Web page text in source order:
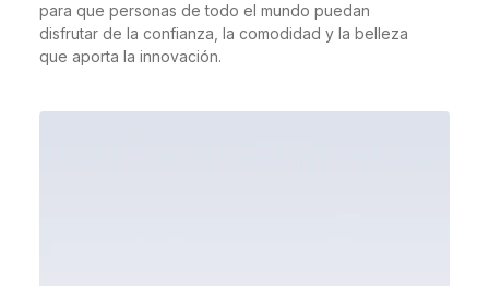
para que personas de todo el mundo puedan
disfrutar de la confianza, la comodidad y la belleza
que aporta la innovación.